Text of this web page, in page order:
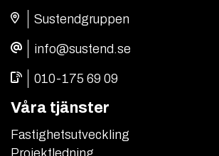
Sustendgruppen
info@sustend.se
010-175 69 09
Våra tjänster
Fastighetsutveckling